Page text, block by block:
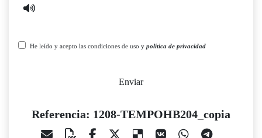
He leído y acepto las condiciones de uso y política de privacidad
Enviar
Referencia: 1208-TEMPOHB204_copia